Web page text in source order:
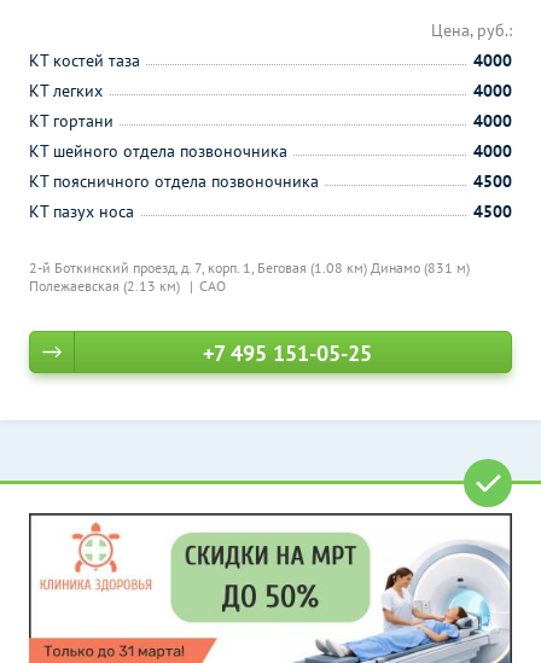
2-й Боткинский проезд, д. 7, корп. 1, Беговая (1.08 км) Динамо (831 м)
Полежаевская (2.13 км)
САО
Цена, руб.:
КТ костей таза
4000
КТ легких
4000
КТ гортани
4000
КТ шейного отдела позвоночника
4000
КТ поясничного отдела позвоночника
4500
КТ пазух носа
4500
+7 495 151-05-25